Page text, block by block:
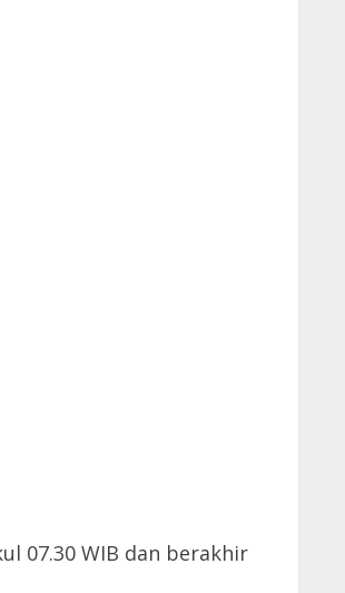
07.30 WIB dan berakhir